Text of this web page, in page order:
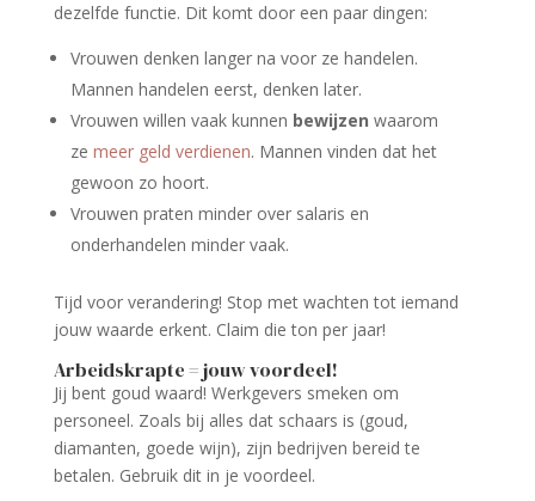
dezelfde functie. Dit komt door een paar dingen:
Vrouwen denken langer na voor ze handelen.
Mannen handelen eerst, denken later.
Vrouwen willen vaak kunnen bewijzen waarom
ze meer geld verdienen. Mannen vinden dat het
gewoon zo hoort.
Vrouwen praten minder over salaris en
onderhandelen minder vaak.
Tijd voor verandering! Stop met wachten tot iemand
jouw waarde erkent. Claim die ton per jaar!
Arbeidskrapte = jouw voordeel!
Jij bent goud waard! Werkgevers smeken om
personeel. Zoals bij alles dat schaars is (goud,
diamanten, goede wijn), zijn bedrijven bereid te
betalen. Gebruik dit in je voordeel.